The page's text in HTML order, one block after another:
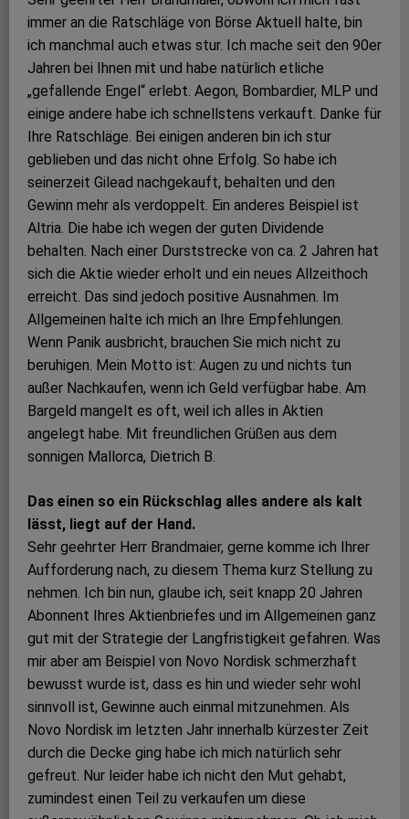
immer an die Ratschläge von Börse Aktuell halte, bin
ich manchmal auch etwas stur. Ich mache seit den 90er
Jahren bei Ihnen mit und habe natürlich etliche
„gefallende Engel“ erlebt. Aegon, Bombardier, MLP und
einige andere habe ich schnellstens verkauft. Danke für
Ihre Ratschläge. Bei einigen anderen bin ich stur
geblieben und das nicht ohne Erfolg. So habe ich
seinerzeit Gilead nachgekauft, behalten und den
Gewinn mehr als verdoppelt. Ein anderes Beispiel ist
Altria. Die habe ich wegen der guten Dividende
behalten. Nach einer Durststrecke von ca. 2 Jahren hat
sich die Aktie wieder erholt und ein neues Allzeithoch
erreicht. Das sind jedoch positive Ausnahmen. Im
Allgemeinen halte ich mich an Ihre Empfehlungen.
Wenn Panik ausbricht, brauchen Sie mich nicht zu
beruhigen. Mein Motto ist: Augen zu und nichts tun
außer Nachkaufen, wenn ich Geld verfügbar habe. Am
Bargeld mangelt es oft, weil ich alles in Aktien
angelegt habe. Mit freundlichen Grüßen aus dem
sonnigen Mallorca, Dietrich B.
Das einen so ein Rückschlag alles andere als kalt
lässt, liegt auf der Hand.
Sehr geehrter Herr Brandmaier, gerne komme ich Ihrer
Aufforderung nach, zu diesem Thema kurz Stellung zu
nehmen. Ich bin nun, glaube ich, seit knapp 20 Jahren
Abonnent Ihres Aktienbriefes und im Allgemeinen ganz
gut mit der Strategie der Langfristigkeit gefahren. Was
mir aber am Beispiel von Novo Nordisk schmerzhaft
bewusst wurde ist, dass es hin und wieder sehr wohl
sinnvoll ist, Gewinne auch einmal mitzunehmen. Als
Novo Nordisk im letzten Jahr innerhalb kürzester Zeit
durch die Decke ging habe ich mich natürlich sehr
gefreut. Nur leider habe ich nicht den Mut gehabt,
zumindest einen Teil zu verkaufen um diese